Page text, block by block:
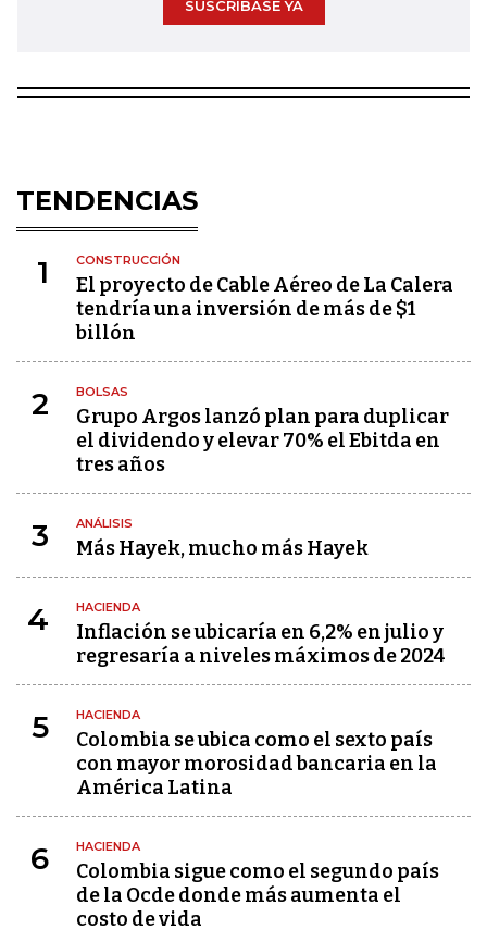
SUSCRÍBASE YA
TENDENCIAS
1 CONSTRUCCIÓN
El proyecto de Cable Aéreo de La Calera
tendría una inversión de más de $1
billón
2 BOLSAS
Grupo Argos lanzó plan para duplicar
el dividendo y elevar 70% el Ebitda en
tres años
3 ANÁLISIS
Más Hayek, mucho más Hayek
4 HACIENDA
Inflación se ubicaría en 6,2% en julio y
regresaría a niveles máximos de 2024
5 HACIENDA
Colombia se ubica como el sexto país
con mayor morosidad bancaria en la
América Latina
6 HACIENDA
Colombia sigue como el segundo país
de la Ocde donde más aumenta el
costo de vida